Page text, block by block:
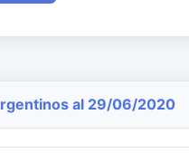
al 29/06/2020